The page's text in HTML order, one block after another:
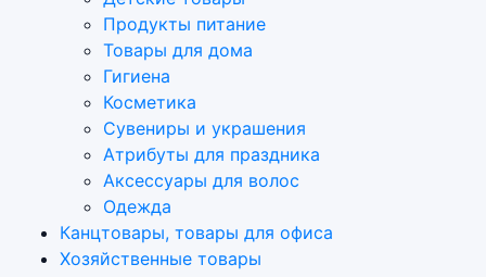
Продукты питание
Товары для дома
Гигиена
Косметика
Сувениры и украшения
Атрибуты для праздника
Аксеcсуары для волос
Одежда
Канцтовары, товары для офиса
Хозяйственные товары